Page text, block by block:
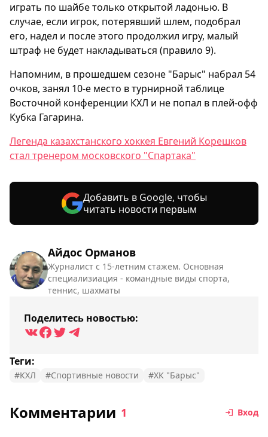
Айдос Орманов
Журналист с 15-летним стажем. Основная
специализиация - командные виды спорта,
теннис, шахматы
Поделитесь новостью:
Теги:
#КХЛ #Спортивные новости #ХК "Барыс"
играть по шайбе только открытой ладонью. В
случае, если игрок, потерявший шлем, подобрал
его, надел и после этого продолжил игру, малый
штраф не будет накладываться (правило 9).
Напомним, в прошедшем сезоне "Барыс" набрал 54
очков, занял 10-е место в турнирной таблице
Восточной конференции КХЛ и не попал в плей-офф
Кубка Гагарина.
Легенда казахстанского хоккея Евгений Корешков
стал тренером московского "Спартака"
Добавить в Google, чтобы
читать новости первым
Комментарии 1 Вход